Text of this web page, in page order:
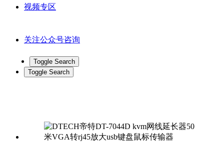
视频专区
关注公众号咨询
Toggle Search
Toggle Search